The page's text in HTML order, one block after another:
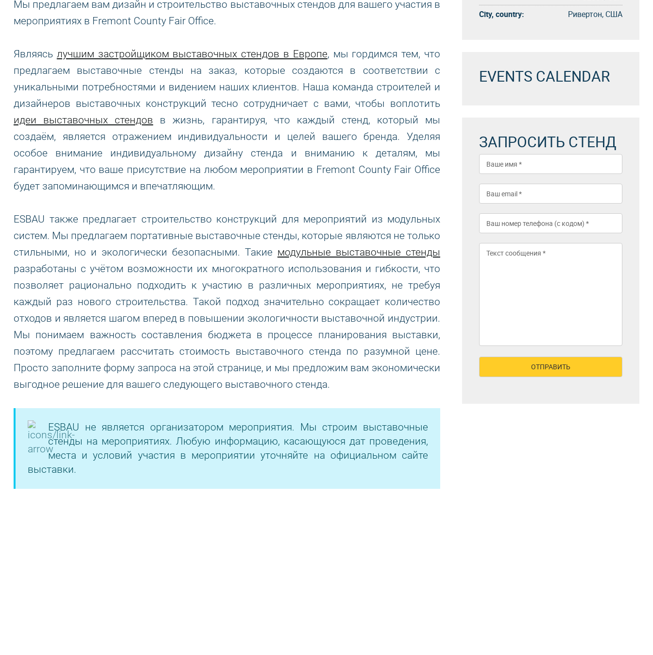
Мы предлагаем вам дизайн и строительство выставочных стендов для вашего участия в
мероприятиях в Fremont County Fair Office.
Являясь лучшим застройщиком выставочных стендов в Европе, мы гордимся тем, что
предлагаем выставочные стенды на заказ, которые создаются в соответствии с
уникальными потребностями и видением наших клиентов. Наша команда строителей и
дизайнеров выставочных конструкций тесно сотрудничает с вами, чтобы воплотить
идеи выставочных стендов в жизнь, гарантируя, что каждый стенд, который мы
создаём, является отражением индивидуальности и целей вашего бренда. Уделяя
особое внимание индивидуальному дизайну стенда и вниманию к деталям, мы
гарантируем, что ваше присутствие на любом мероприятии в Fremont County Fair Office
будет запоминающимся и впечатляющим.
ESBAU также предлагает строительство конструкций для мероприятий из модульных
систем. Мы предлагаем портативные выставочные стенды, которые являются не только
стильными, но и экологически безопасными. Такие модульные выставочные стенды
разработаны с учётом возможности их многократного использования и гибкости, что
позволяет рационально подходить к участию в различных мероприятиях, не требуя
каждый раз нового строительства. Такой подход значительно сокращает количество
отходов и является шагом вперед в повышении экологичности выставочной индустрии.
Мы понимаем важность составления бюджета в процессе планирования выставки,
поэтому предлагаем рассчитать стоимость выставочного стенда по разумной цене.
Просто заполните форму запроса на этой странице, и мы предложим вам экономически
выгодное решение для вашего следующего выставочного стенда.
ESBAU не является организатором мероприятия. Мы строим выставочные
стенды на мероприятиях. Любую информацию, касающуюся дат проведения,
места и условий участия в мероприятии уточняйте на официальном сайте
выставки.
City, country:
Ривертон, США
EVENTS CALENDAR
ЗАПРОСИТЬ СТЕНД